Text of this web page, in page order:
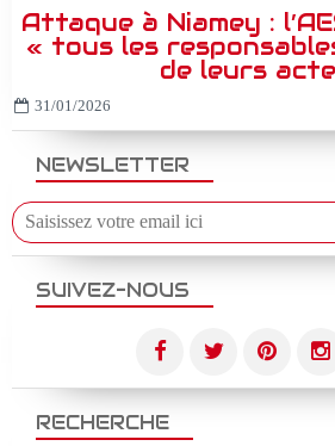
NEWSLETTER
SUIVEZ-NOUS
RECHERCHE
Attaque à Niamey :
« tous les
de leurs
31/01/2026